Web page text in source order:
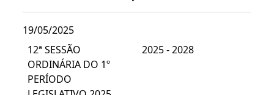
19/05/2025
12ª SESSÃO
ORDINÁRIA DO 1º
PERÍODO
2025 - 2028